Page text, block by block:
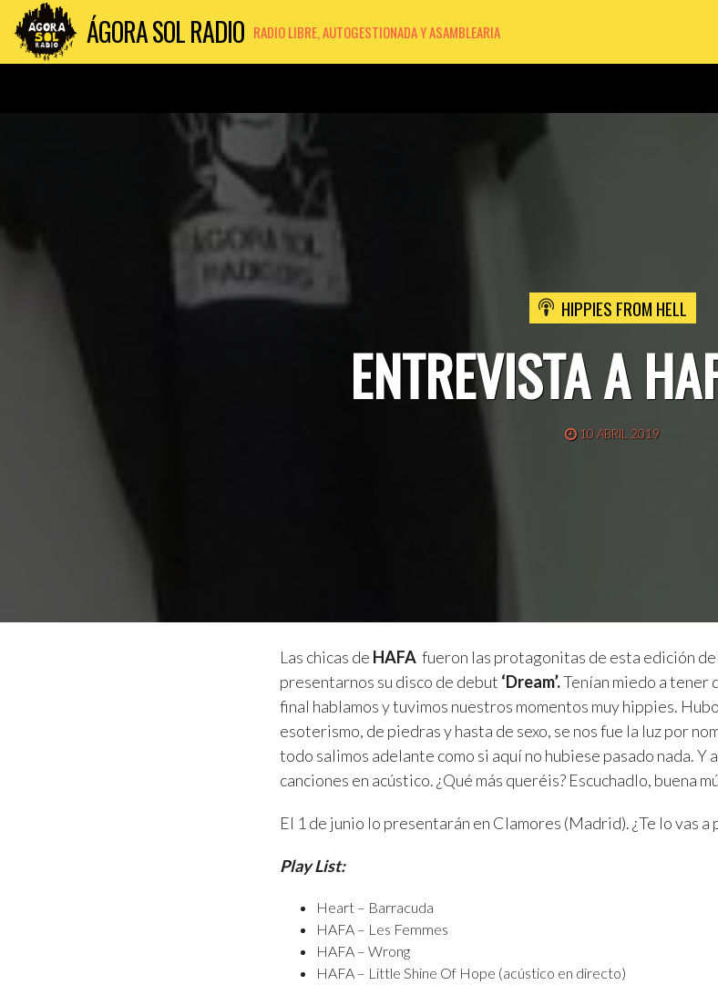
ÁGORA SOL RADIO RADIO LIBRE, AUTOGESTIONADA Y ASAMBLEARIA
HIPPIES FROM HELL
ENTREVISTA A
10 ABRIL 2019
Las chicas de HAFA fueron las protagonitas de esta edición
presentarnos su disco de debut ‘Dream’.Tenían miedo a tener
final hablamos y tuvimos nuestros momentos muy hippies.
esoterismo, de piedras y hasta de sexo, se nos fue la luz por
todo salimos adelante como si aquí no hubiese pasado nada. Y
canciones en acústico. ¿Qué más queréis? Escuchadlo, buena
El 1 de junio lo presentarán en Clamores (Madrid). ¿Te lo vas a
Play List:
Heart – Barracuda
HAFA – Les Femmes
HAFA – Wrong
HAFA – Little Shine Of Hope (acústico en directo)